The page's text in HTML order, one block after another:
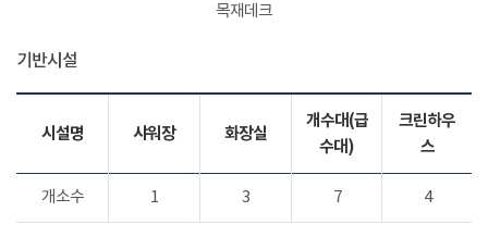
목재데크
기반시설
시설명 샤워장 화장실
개수대(급
수대)
크린하우
스
개소수 1 3 7 4